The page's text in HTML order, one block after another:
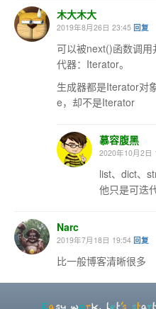
木大木大
2019年8月26日 23:45 回复
可以被next()函数调
代器：Iterator。
生成器都是Iterator对
e，却不是Iterator
慕容腹黑
2020年10月2日
list、dict、
他只是可迭
Narc
2019年7月18日 19:54 回复
比一般博客清晰很多